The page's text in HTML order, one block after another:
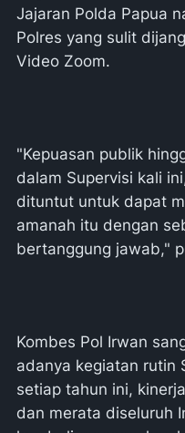
Jajaran Polda Papua
Polres yang sulit
Video Zoom.
"Kepuasan publik
dalam Supervisi kali
dituntut untuk dapat
amanah itu dengan
bertanggung jawab,"
Kombes Pol Irwan
adanya kegiatan rutin
setiap tahun ini,
dan merata diseluruh